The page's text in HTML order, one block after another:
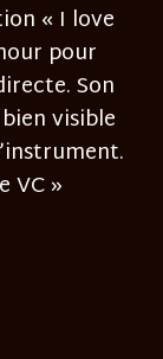
« I love
pour
Son
visible
VC »